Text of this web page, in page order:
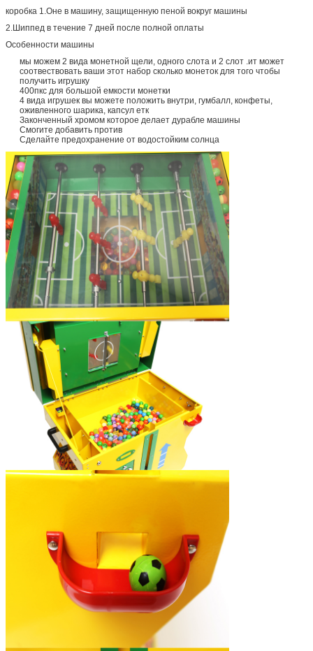
коробка 1.Оне в машину, защищенную пеной вокруг машины
2.Шиппед в течение 7 дней после полной оплаты
Особенности машины
мы можем 2 вида монетной щели, одного слота и 2 слот .ит может
соотвествовать ваши этот набор сколько монеток для того чтобы
получить игрушку
400пкс для большой емкости монетки
4 вида игрушек вы можете положить внутри, гумбалл, конфеты,
оживленного шарика, капсул етк
Законченный хромом которое делает дурабле машины
Смогите добавить против
Сделайте предохранение от водостойким солнца